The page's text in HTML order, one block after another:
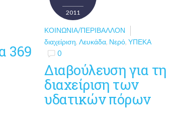
369
2011
ΚΟΙΝΩΝΊΑ/ΠΕΡΙΒΆΛΛΟΝ
διαχείριση,Λευκάδα, Νερό,ΥΠΕΚΑ
0
Διαβούλευση για τη
διαχείριση των
υδατικών πόρων